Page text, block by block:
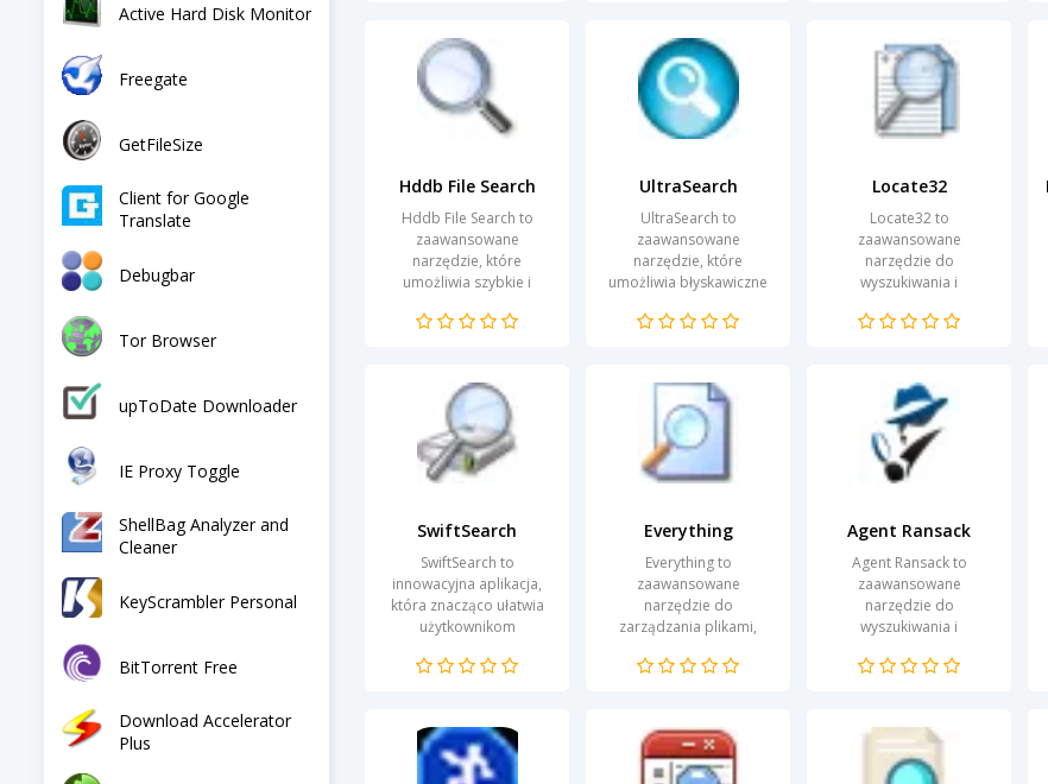
Active Hard Disk Monitor
Freegate
GetFileSize
Client for Google
Translate
Debugbar
Tor Browser
upToDate Downloader
IE Proxy Toggle
ShellBag Analyzer and
Cleaner
KeyScrambler Personal
BitTorrent Free
Download Accelerator
Plus
Dzięki...
użytkownik może...
Hddb File Search
Hddb File Search to
zaawansowane
narzędzie, które
umożliwia szybkie i
przeszukiwanie danych
algorytmom, program...
UltraSearch
UltraSearch to
zaawansowane
narzędzie, które
umożliwia błyskawiczne
dyskach twardych,
lokalnych....
Locate32
Locate32 to
zaawansowane
narzędzie do
wyszukiwania i
komputerach z
interfejsowi oraz
szybkim...
SwiftSearch
SwiftSearch to
innowacyjna aplikacja,
która znacząco ułatwia
użytkownikom
dokumentów na ich
algorytmom...
Everything
Everything to
zaawansowane
narzędzie do
zarządzania plikami,
błyskawiczne
dokumentów na twoim
komputerze....
Agent Ransack
Agent Ransack to
zaawansowane
narzędzie do
wyszukiwania i
znacznie ułatwia pracę z
komputerze. Dzięki...